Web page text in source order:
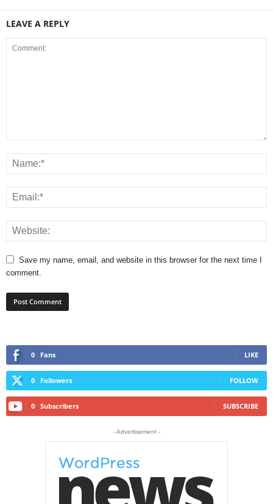
LEAVE A REPLY
Save my name, email, and website in this browser for the next time I
comment.
0 Fans LIKE
0 Followers FOLLOW
0 Subscribers SUBSCRIBE
- Advertisement -